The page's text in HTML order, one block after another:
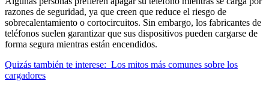
razones de seguridad, ya que creen que reduce el riesgo de
sobrecalentamiento o cortocircuitos. Sin embargo, los fabricantes de
teléfonos suelen garantizar que sus dispositivos pueden cargarse de
forma segura mientras están encendidos.
Quizás también te interese: Los mitos más comunes sobre los
cargadores